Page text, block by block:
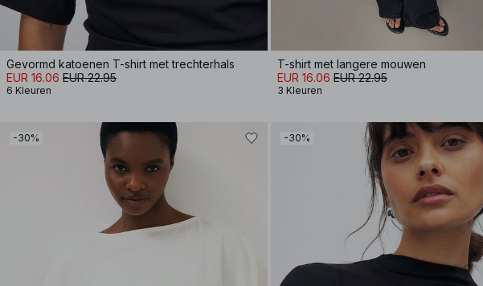
Gevormd katoenen T-shirt met trechterhals
EUR 16.06 EUR 22.95
6 Kleuren
T-shirt met langere mouwen
EUR 16.06 EUR 22.95
3 Kleuren
-30% -30%